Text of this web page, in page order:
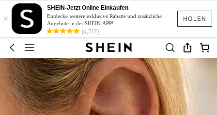
HOLEN
×
SHEIN-Jetzt Online Einkaufen
Entdecke weitere exklusive Rabatte und zusätzliche
Angebote in der SHEIN APP!
(4,717)